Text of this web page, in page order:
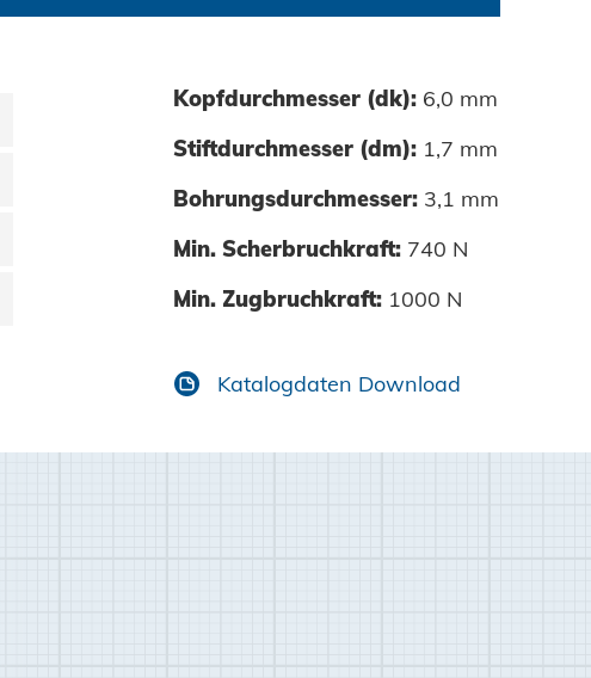
Kopfdurchmesser (dk):6,0 mm
Stiftdurchmesser (dm):1,7 mm
Bohrungsdurchmesser:3,1 mm
Min. Scherbruchkraft:740 N
Min. Zugbruchkraft:1000 N
Katalogdaten Download